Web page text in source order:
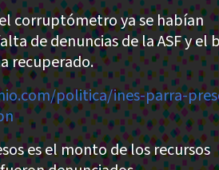
corruptómetro ya se habían
de denuncias de la ASF y el
recuperado.
politica/ines-parra-
es el monto de los recursos